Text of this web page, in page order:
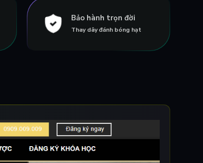
Bảo hành trọn đời
Thay dây đánh bóng hạt